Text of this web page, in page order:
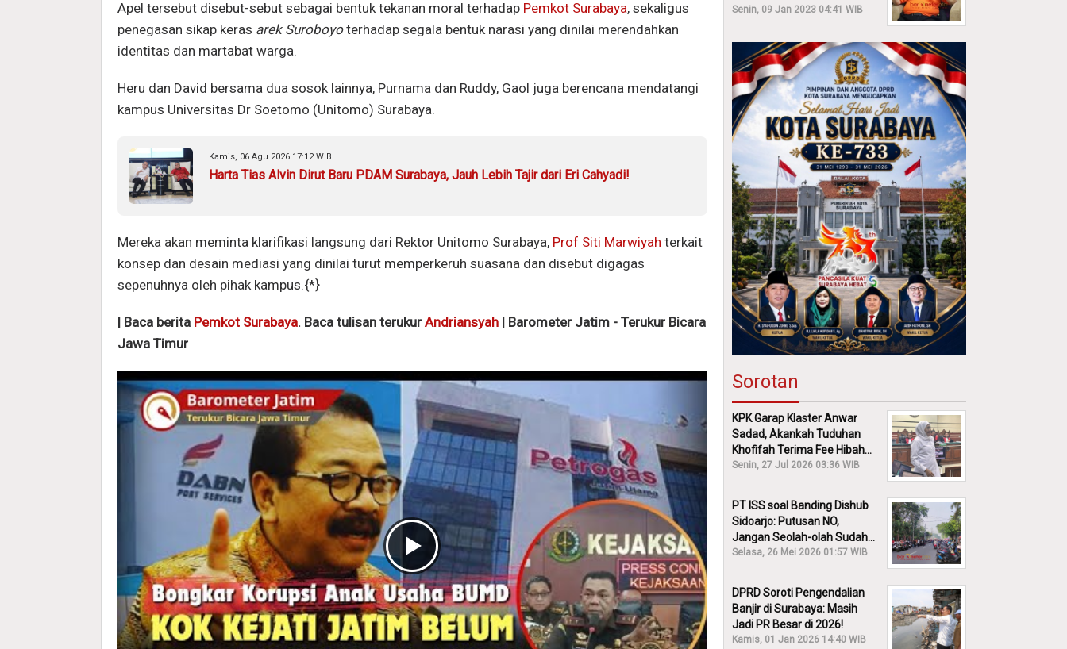
Apel tersebut disebut-sebut sebagai bentuk tekanan moral terhadap Pemkot Surabaya, sekaligus
penegasan sikap keras arek Suroboyoterhadap segala bentuk narasi yang dinilai merendahkan
identitas dan martabat warga.
Heru dan David bersama dua sosok lainnya, Purnama dan Ruddy, Gaol juga berencana mendatangi
kampus Universitas Dr Soetomo (Unitomo) Surabaya.
Kamis, 06 Agu 2026 17:12 WIB
Harta Tias Alvin Dirut Baru PDAM Surabaya, Jauh Lebih Tajir dari Eri Cahyadi!
Mereka akan meminta klarifikasi langsung dari Rektor Unitomo Surabaya, Prof Siti Marwiyah terkait
konsep dan desain mediasi yang dinilai turut memperkeruh suasana dan disebut digagas
sepenuhnya oleh pihak kampus.{*}
| Baca berita Pemkot Surabaya. Baca tulisan terukur Andriansyah | Barometer Jatim - Terukur Bicara
Jawa Timur
Pemprov, Bukan DPRD Jatim!
Senin, 09 Jan 2023 04:41 WIB
Sorotan
KPK Garap Klaster Anwar
Sadad, Akankah Tuduhan
Khofifah Terima Fee Hibah
30% Diusut?
Senin, 27 Jul 2026 03:36 WIB
PT ISS soal Banding Dishub
Sidoarjo: Putusan NO,
Jangan Seolah-olah Sudah
Menang!
Selasa, 26 Mei 2026 01:57 WIB
DPRD Soroti Pengendalian
Banjir di Surabaya: Masih
Jadi PR Besar di 2026!
Kamis, 01 Jan 2026 14:40 WIB